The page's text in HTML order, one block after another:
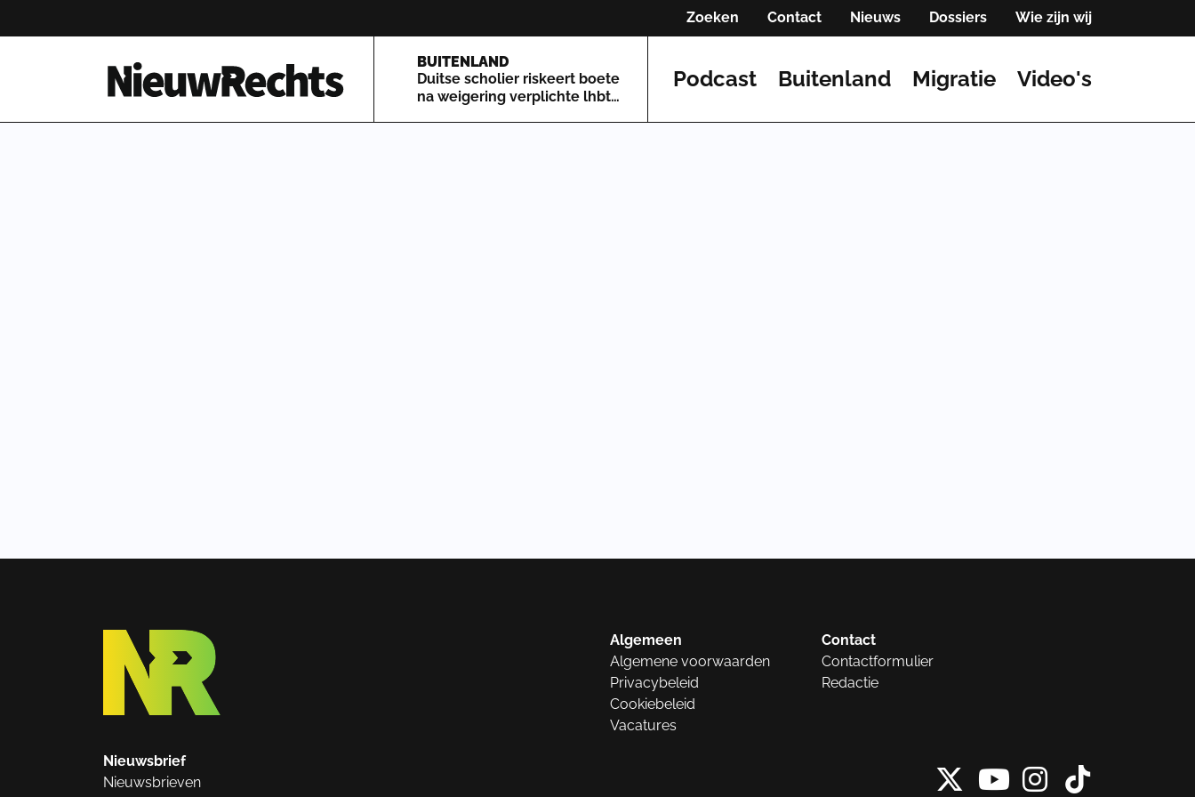
Zoeken Contact Nieuws Dossiers Wie zijn wij
Homepage van NieuwRechts
BUITENLAND
Duitse scholier riskeert boete
na weigering verplichte lhbti-
Podcast Buitenland Migratie Video's
Algemeen
Algemene voorwaarden
Privacybeleid
Cookiebeleid
Vacatures
Contact
Contactformulier
Redactie
Nieuwsbrief
Nieuwsbrieven
X vanInstagram
Tiktok